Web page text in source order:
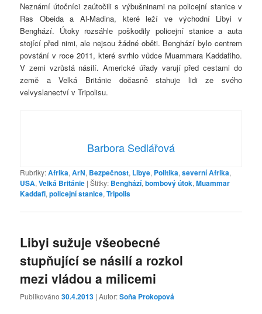
Neznámí útočníci zaútočili s výbušninami na policejní stanice v
Ras Obeida a Al-Madina, které leží ve východní Libyi v
Benghází. Útoky rozsáhle poškodily policejní stanice a auta
stojící před nimi, ale nejsou žádné oběti. Benghází bylo centrem
povstání v roce 2011, které svrhlo vůdce Muammara Kaddafiho.
V zemi vzrůstá násilí. Americké úřady varují před cestami do
země a Velká Británie dočasně stahuje lidi ze svého
velvyslanectví v Tripolisu.
Barbora Sedlářová
Rubriky:Afrika,ArN, Bezpečnost, Libye, Politika,severní Afrika,
USA,Velká Británie |Štítky: Benghází,bombový útok,Muammar
Kaddafi,policejní stanice,Tripolis
Libyi sužuje všeobecné
stupňující se násilí a rozkol
mezi vládou a milicemi
Publikováno30.4.2013 | Autor:Soňa Prokopová